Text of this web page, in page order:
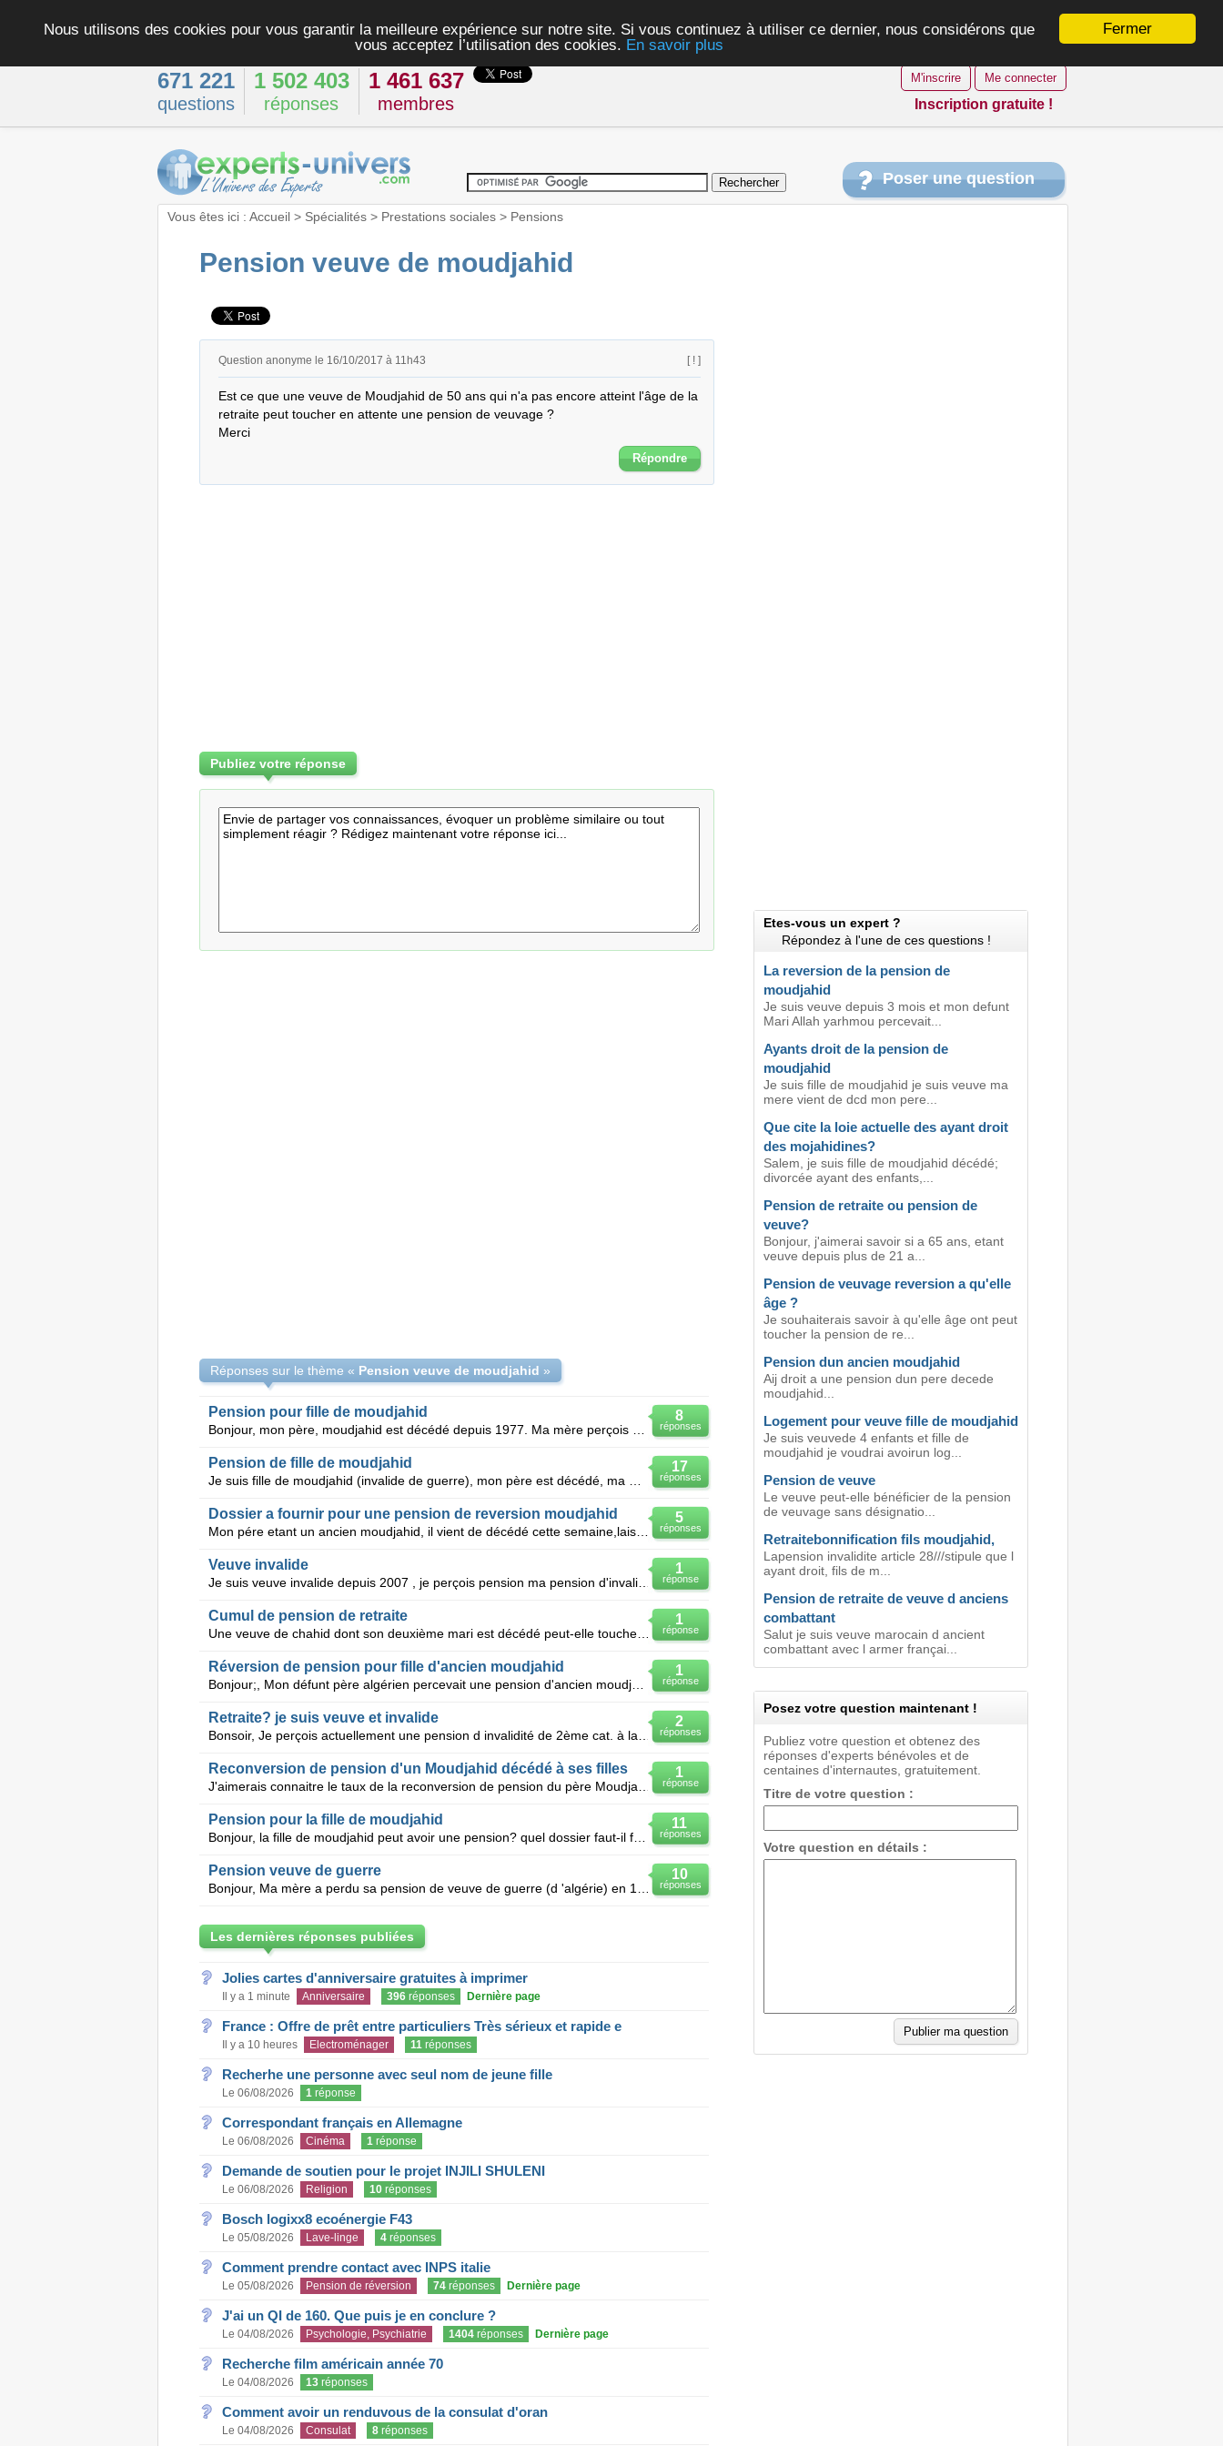
Fermer
Nous utilisons des cookies pour vous garantir la meilleure expérience sur notre site. Si vous continuez à utiliser ce dernier, nous considérons que
vous acceptez l’utilisation des cookies. En savoir plus
671 221
questions
1 502 403
réponses
1 461 637
membres
M'inscrire Me connecter
Inscription gratuite !
Poser une question
Vous êtes ici : Accueil> Spécialités> Prestations sociales> Pensions
Pension veuve de moudjahid
Question anonyme le 16/10/2017 à 11h43 [ ! ]
Est ce que une veuve de Moudjahid de 50 ans qui n'a pas encore atteint l'âge de la
retraite peut toucher en attente une pension de veuvage ?
Merci
Répondre
Publiez votre réponse
Réponses sur le thème « Pension veuve de moudjahid »
8
réponses
Pension pour fille de moudjahid
17
réponses
Pension de fille de moudjahid
5
réponses
Dossier a fournir pour une pension de reversion moudjahid
Mon pére etant un ancien moudjahid, il vient de décédé cette semaine,laissant une veuve,qui est ma m
1
réponse
Veuve invalide
Je suis veuve invalide depuis 2007 , je perçois pension ma pension d'invalidité et une pension veuve
1
réponse
Cumul de pension de retraite
Une veuve de chahid dont son deuxième mari est décédé peut-elle toucher la pension de reversion sach
1
réponse
Réversion de pension pour fille d'ancien moudjahid
Bonjour;, Mon défunt père algérien percevait une pension d'ancien moudjahid. A sa mort, c'est ma
2
réponses
Retraite? je suis veuve et invalide
1
réponse
Reconversion de pension d'un Moudjahid décédé à ses filles
11
réponses
Pension pour la fille de moudjahid
Bonjour, la fille de moudjahid peut avoir une pension? quel dossier faut-il faire?
10
réponses
Pension veuve de guerre
Les dernières réponses publiées
Jolies cartes d'anniversaire gratuites à imprimer
Il y a 1 minute Anniversaire 396réponses Dernière page
France : Offre de prêt entre particuliers Très sérieux et rapide e
Il y a 10 heures Electroménager 11réponses
Recherhe une personne avec seul nom de jeune fille
Le 06/08/2026 1réponse
Correspondant français en Allemagne
Le 06/08/2026 Cinéma 1réponse
Demande de soutien pour le projet INJILI SHULENI
Le 06/08/2026 Religion 10réponses
Bosch logixx8 ecoénergie F43
Le 05/08/2026 Lave-linge 4réponses
Comment prendre contact avec INPS italie
Le 05/08/2026 Pension de réversion 74réponses Dernière page
J'ai un QI de 160. Que puis je en conclure ?
Le 04/08/2026 Psychologie, Psychiatrie 1404réponses Dernière page
Recherche film américain année 70
Le 04/08/2026 13réponses
Comment avoir un renduvous de la consulat d'oran
Le 04/08/2026 Consulat 8réponses
Etes-vous un expert ?
Répondez à l'une de ces questions !
La reversion de la pension de
moudjahid
Je suis veuve depuis 3 mois et mon defunt
Mari Allah yarhmou percevait...
Ayants droit de la pension de
moudjahid
Je suis fille de moudjahid je suis veuve ma
mere vient de dcd mon pere...
Que cite la loie actuelle des ayant droit
des mojahidines?
Salem, je suis fille de moudjahid décédé;
divorcée ayant des enfants,...
Pension de retraite ou pension de
veuve?
Bonjour, j'aimerai savoir si a 65 ans, etant
veuve depuis plus de 21 a...
Pension de veuvage reversion a qu'elle
âge ?
Je souhaiterais savoir à qu'elle âge ont peut
toucher la pension de re...
Pension dun ancien moudjahid
Aij droit a une pension dun pere decede
moudjahid...
Logement pour veuve fille de moudjahid
Je suis veuvede 4 enfants et fille de
moudjahid je voudrai avoirun log...
Pension de veuve
Le veuve peut-elle bénéficier de la pension
de veuvage sans désignatio...
Retraitebonnification fils moudjahid,
Lapension invalidite article 28///stipule que l
ayant droit, fils de m...
Pension de retraite de veuve d anciens
combattant
Salut je suis veuve marocain d ancient
combattant avec l armer françai...
Posez votre question maintenant !
Publiez votre question et obtenez des
réponses d'experts bénévoles et de
centaines d'internautes, gratuitement.
Titre de votre question :
Votre question en détails :